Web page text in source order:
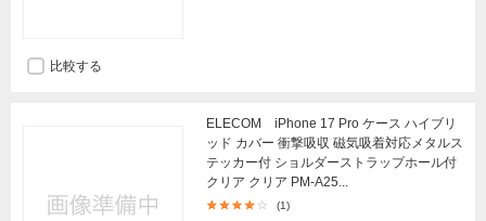
比較する
ELECOM iPhone 17 Pro ケース ハイブリ
ッド カバー 衝撃吸収 磁気吸着対応メタルス
テッカー付 ショルダーストラップホール付
クリア クリア PM-A25...
(1)